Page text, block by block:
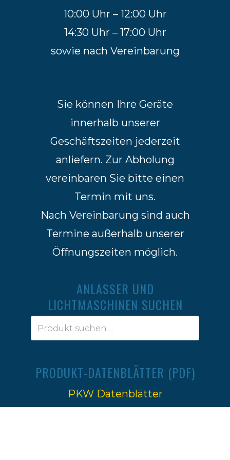
10:00 Uhr – 12:00 Uhr
14:30 Uhr – 17:00 Uhr
sowie nach Vereinbarung
Sie können Ihre Geräte
innerhalb unserer
Geschäftszeiten jederzeit
anliefern. Zur Abholung
vereinbaren Sie bitte einen
Termin mit uns.
Nach Vereinbarung sind auch
Termine außerhalb unserer
Öffnungszeiten möglich.
ANLASSER UND
LICHTMASCHINEN SUCHEN
PRODUKT-DATENBLÄTTER (PDF)
PKW Datenblätter